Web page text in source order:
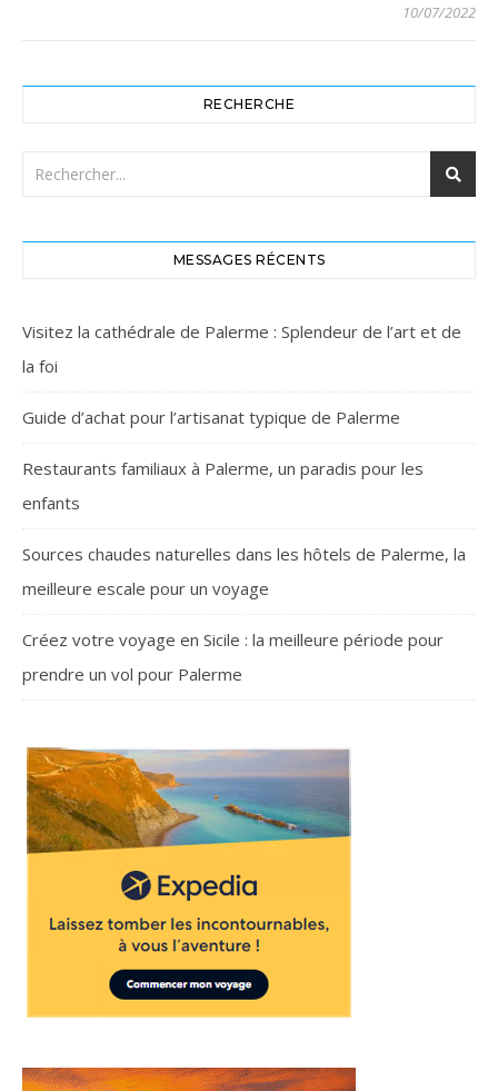
10/07/2022
RECHERCHE
MESSAGES RÉCENTS
Visitez la cathédrale de Palerme : Splendeur de l’art et de
la foi
Guide d’achat pour l’artisanat typique de Palerme
Restaurants familiaux à Palerme, un paradis pour les
enfants
Sources chaudes naturelles dans les hôtels de Palerme, la
meilleure escale pour un voyage
Créez votre voyage en Sicile : la meilleure période pour
prendre un vol pour Palerme